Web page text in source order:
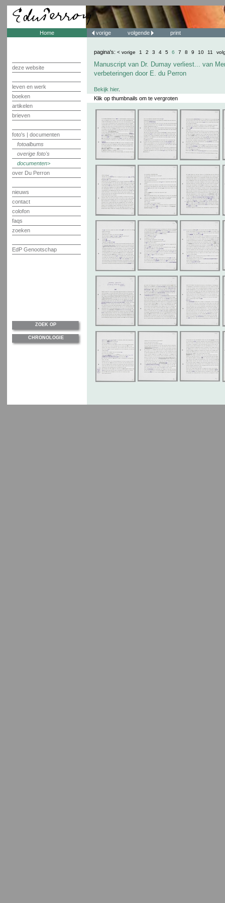
Home
deze website
leven en werk
boeken
artikelen
brieven
foto's | documenten
fotoalbums
overige foto's
documenten
over Du Perron
nieuws
contact
colofon
faqs
zoeken
EdP Genootschap
vorige volgende print
pagina's: < vorige 1 2 3 4 5 6 7 8 9 10 11
Manuscript van Dr. Dumay verliest... van
verbeteringen door E. du Perron
Bekijk hier.
Klik op thumbnails om te vergroten
ZOEK OP
CHRONOLOGIE